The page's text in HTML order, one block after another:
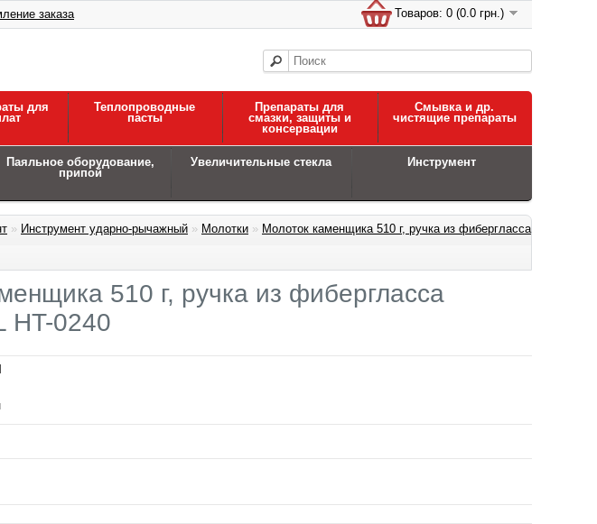
Товаров: 0 (0.0 грн.)
заказа
для
Теплопроводные
пасты
Препараты для
смазки, защиты и
консервации
Смывка и др.
чистящие препараты
Паяльное оборудование,
припой
Увеличительные стекла Инструмент
» Инструмент ударно-рычажный » Молотки » Молоток каменщика 510 г, ручка из фибергласса
510 г, ручка из фибергласса
HT-0240